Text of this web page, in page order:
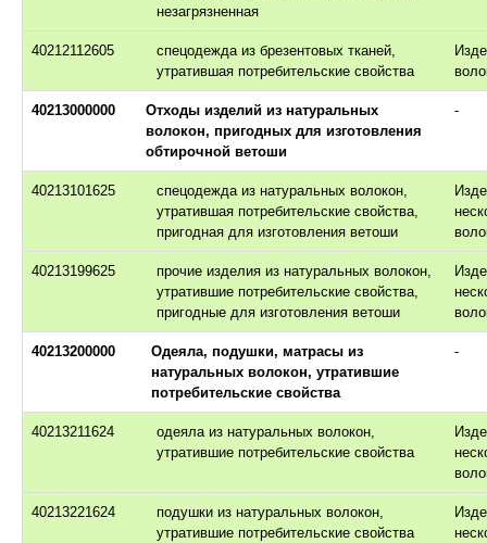
незагрязненная
40212112605
спецодежда из брезентовых тканей,
утратившая потребительские свойства
40213000000
Отходы изделий из натуральных
волокон, пригодных для изготовления
обтирочной ветоши
-
40213101625
спецодежда из натуральных волокон,
утратившая потребительские свойства,
пригодная для изготовления ветоши
40213199625
прочие изделия из натуральных волокон,
утратившие потребительские свойства,
пригодные для изготовления ветоши
40213200000
Одеяла, подушки, матрасы из
натуральных волокон, утратившие
потребительские свойства
-
40213211624
одеяла из натуральных волокон,
утратившие потребительские свойства
40213221624
подушки из натуральных волокон,
утратившие потребительские свойства